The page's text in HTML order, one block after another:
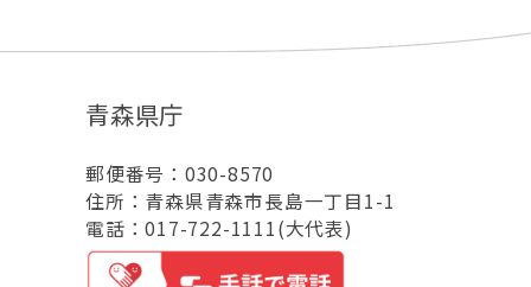
青森県庁
郵便番号：030-8570
住所：青森県青森市長島一丁目1-1
電話：017-722-1111(大代表)